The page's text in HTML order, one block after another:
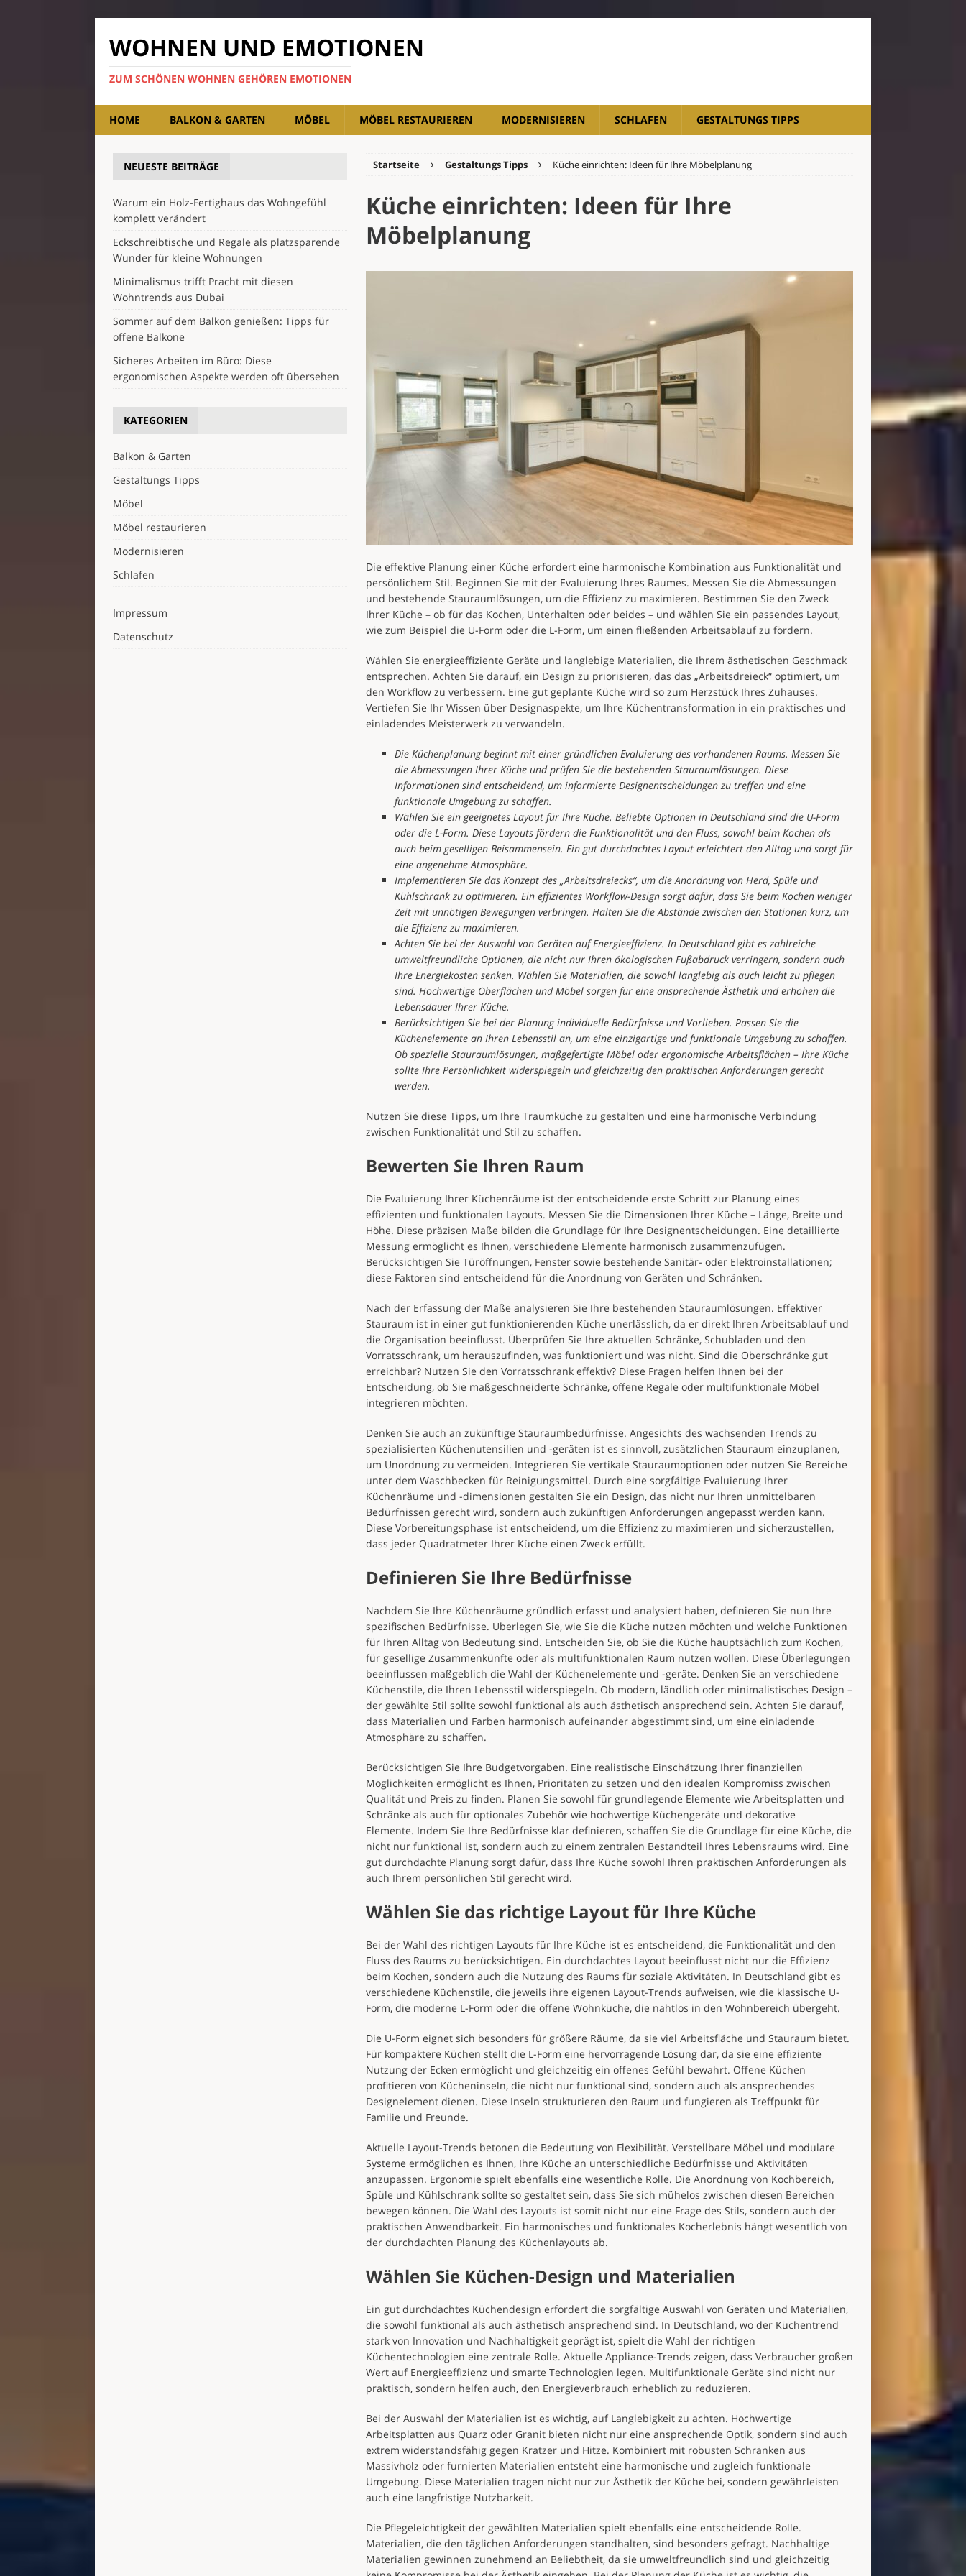
WOHNEN UND EMOTIONEN
ZUM SCHÖNEN WOHNEN GEHÖREN EMOTIONEN
HOME BALKON & GARTEN MÖBEL MÖBEL RESTAURIEREN MODERNISIEREN SCHLAFEN GESTALTUNGS TIPPS
Startseite Gestaltungs Tipps Küche einrichten: Ideen für Ihre Möbelplanung
Küche einrichten: Ideen für Ihre
Möbelplanung
Die effektive Planung einer Küche erfordert eine harmonische Kombination aus Funktionalität und
persönlichem Stil. Beginnen Sie mit der Evaluierung Ihres Raumes. Messen Sie die Abmessungen
und bestehende Stauraumlösungen, um die Effizienz zu maximieren. Bestimmen Sie den Zweck
Ihrer Küche – ob für das Kochen, Unterhalten oder beides – und wählen Sie ein passendes Layout,
wie zum Beispiel die U-Form oder die L-Form, um einen fließenden Arbeitsablauf zu fördern.
Wählen Sie energieeffiziente Geräte und langlebige Materialien, die Ihrem ästhetischen Geschmack
entsprechen. Achten Sie darauf, ein Design zu priorisieren, das das „Arbeitsdreieck“ optimiert, um
den Workflow zu verbessern. Eine gut geplante Küche wird so zum Herzstück Ihres Zuhauses.
Vertiefen Sie Ihr Wissen über Designaspekte, um Ihre Küchentransformation in ein praktisches und
einladendes Meisterwerk zu verwandeln.
Die Küchenplanung beginnt mit einer gründlichen Evaluierung des vorhandenen Raums. Messen Sie
die Abmessungen Ihrer Küche und prüfen Sie die bestehenden Stauraumlösungen. Diese
Informationen sind entscheidend, um informierte Designentscheidungen zu treffen und eine
funktionale Umgebung zu schaffen.
Wählen Sie ein geeignetes Layout für Ihre Küche. Beliebte Optionen in Deutschland sind die U-Form
oder die L-Form. Diese Layouts fördern die Funktionalität und den Fluss, sowohl beim Kochen als
auch beim geselligen Beisammensein. Ein gut durchdachtes Layout erleichtert den Alltag und sorgt für
eine angenehme Atmosphäre.
Implementieren Sie das Konzept des „Arbeitsdreiecks“, um die Anordnung von Herd, Spüle und
Kühlschrank zu optimieren. Ein effizientes Workflow-Design sorgt dafür, dass Sie beim Kochen weniger
Zeit mit unnötigen Bewegungen verbringen. Halten Sie die Abstände zwischen den Stationen kurz, um
die Effizienz zu maximieren.
Achten Sie bei der Auswahl von Geräten auf Energieeffizienz. In Deutschland gibt es zahlreiche
umweltfreundliche Optionen, die nicht nur Ihren ökologischen Fußabdruck verringern, sondern auch
Ihre Energiekosten senken. Wählen Sie Materialien, die sowohl langlebig als auch leicht zu pflegen
sind. Hochwertige Oberflächen und Möbel sorgen für eine ansprechende Ästhetik und erhöhen die
Lebensdauer Ihrer Küche.
Berücksichtigen Sie bei der Planung individuelle Bedürfnisse und Vorlieben. Passen Sie die
Küchenelemente an Ihren Lebensstil an, um eine einzigartige und funktionale Umgebung zu schaffen.
Ob spezielle Stauraumlösungen, maßgefertigte Möbel oder ergonomische Arbeitsflächen – Ihre Küche
sollte Ihre Persönlichkeit widerspiegeln und gleichzeitig den praktischen Anforderungen gerecht
werden.
Nutzen Sie diese Tipps, um Ihre Traumküche zu gestalten und eine harmonische Verbindung
zwischen Funktionalität und Stil zu schaffen.
Bewerten Sie Ihren Raum
Die Evaluierung Ihrer Küchenräume ist der entscheidende erste Schritt zur Planung eines
effizienten und funktionalen Layouts. Messen Sie die Dimensionen Ihrer Küche – Länge, Breite und
Höhe. Diese präzisen Maße bilden die Grundlage für Ihre Designentscheidungen. Eine detaillierte
Messung ermöglicht es Ihnen, verschiedene Elemente harmonisch zusammenzufügen.
Berücksichtigen Sie Türöffnungen, Fenster sowie bestehende Sanitär- oder Elektroinstallationen;
diese Faktoren sind entscheidend für die Anordnung von Geräten und Schränken.
Nach der Erfassung der Maße analysieren Sie Ihre bestehenden Stauraumlösungen. Effektiver
Stauraum ist in einer gut funktionierenden Küche unerlässlich, da er direkt Ihren Arbeitsablauf und
die Organisation beeinflusst. Überprüfen Sie Ihre aktuellen Schränke, Schubladen und den
Vorratsschrank, um herauszufinden, was funktioniert und was nicht. Sind die Oberschränke gut
erreichbar? Nutzen Sie den Vorratsschrank effektiv? Diese Fragen helfen Ihnen bei der
Entscheidung, ob Sie maßgeschneiderte Schränke, offene Regale oder multifunktionale Möbel
integrieren möchten.
Denken Sie auch an zukünftige Stauraumbedürfnisse. Angesichts des wachsenden Trends zu
spezialisierten Küchenutensilien und -geräten ist es sinnvoll, zusätzlichen Stauraum einzuplanen,
um Unordnung zu vermeiden. Integrieren Sie vertikale Stauraumoptionen oder nutzen Sie Bereiche
unter dem Waschbecken für Reinigungsmittel. Durch eine sorgfältige Evaluierung Ihrer
Küchenräume und -dimensionen gestalten Sie ein Design, das nicht nur Ihren unmittelbaren
Bedürfnissen gerecht wird, sondern auch zukünftigen Anforderungen angepasst werden kann.
Diese Vorbereitungsphase ist entscheidend, um die Effizienz zu maximieren und sicherzustellen,
dass jeder Quadratmeter Ihrer Küche einen Zweck erfüllt.
Definieren Sie Ihre Bedürfnisse
Nachdem Sie Ihre Küchenräume gründlich erfasst und analysiert haben, definieren Sie nun Ihre
spezifischen Bedürfnisse. Überlegen Sie, wie Sie die Küche nutzen möchten und welche Funktionen
für Ihren Alltag von Bedeutung sind. Entscheiden Sie, ob Sie die Küche hauptsächlich zum Kochen,
für gesellige Zusammenkünfte oder als multifunktionalen Raum nutzen wollen. Diese Überlegungen
beeinflussen maßgeblich die Wahl der Küchenelemente und -geräte. Denken Sie an verschiedene
Küchenstile, die Ihren Lebensstil widerspiegeln. Ob modern, ländlich oder minimalistisches Design –
der gewählte Stil sollte sowohl funktional als auch ästhetisch ansprechend sein. Achten Sie darauf,
dass Materialien und Farben harmonisch aufeinander abgestimmt sind, um eine einladende
Atmosphäre zu schaffen.
Berücksichtigen Sie Ihre Budgetvorgaben. Eine realistische Einschätzung Ihrer finanziellen
Möglichkeiten ermöglicht es Ihnen, Prioritäten zu setzen und den idealen Kompromiss zwischen
Qualität und Preis zu finden. Planen Sie sowohl für grundlegende Elemente wie Arbeitsplatten und
Schränke als auch für optionales Zubehör wie hochwertige Küchengeräte und dekorative
Elemente. Indem Sie Ihre Bedürfnisse klar definieren, schaffen Sie die Grundlage für eine Küche, die
nicht nur funktional ist, sondern auch zu einem zentralen Bestandteil Ihres Lebensraums wird. Eine
gut durchdachte Planung sorgt dafür, dass Ihre Küche sowohl Ihren praktischen Anforderungen als
auch Ihrem persönlichen Stil gerecht wird.
Wählen Sie das richtige Layout für Ihre Küche
Bei der Wahl des richtigen Layouts für Ihre Küche ist es entscheidend, die Funktionalität und den
Fluss des Raums zu berücksichtigen. Ein durchdachtes Layout beeinflusst nicht nur die Effizienz
beim Kochen, sondern auch die Nutzung des Raums für soziale Aktivitäten. In Deutschland gibt es
verschiedene Küchenstile, die jeweils ihre eigenen Layout-Trends aufweisen, wie die klassische U-
Form, die moderne L-Form oder die offene Wohnküche, die nahtlos in den Wohnbereich übergeht.
Die U-Form eignet sich besonders für größere Räume, da sie viel Arbeitsfläche und Stauraum bietet.
Für kompaktere Küchen stellt die L-Form eine hervorragende Lösung dar, da sie eine effiziente
Nutzung der Ecken ermöglicht und gleichzeitig ein offenes Gefühl bewahrt. Offene Küchen
profitieren von Kücheninseln, die nicht nur funktional sind, sondern auch als ansprechendes
Designelement dienen. Diese Inseln strukturieren den Raum und fungieren als Treffpunkt für
Familie und Freunde.
Aktuelle Layout-Trends betonen die Bedeutung von Flexibilität. Verstellbare Möbel und modulare
Systeme ermöglichen es Ihnen, Ihre Küche an unterschiedliche Bedürfnisse und Aktivitäten
anzupassen. Ergonomie spielt ebenfalls eine wesentliche Rolle. Die Anordnung von Kochbereich,
Spüle und Kühlschrank sollte so gestaltet sein, dass Sie sich mühelos zwischen diesen Bereichen
bewegen können. Die Wahl des Layouts ist somit nicht nur eine Frage des Stils, sondern auch der
praktischen Anwendbarkeit. Ein harmonisches und funktionales Kocherlebnis hängt wesentlich von
der durchdachten Planung des Küchenlayouts ab.
Wählen Sie Küchen-Design und Materialien
Ein gut durchdachtes Küchendesign erfordert die sorgfältige Auswahl von Geräten und Materialien,
die sowohl funktional als auch ästhetisch ansprechend sind. In Deutschland, wo der Küchentrend
stark von Innovation und Nachhaltigkeit geprägt ist, spielt die Wahl der richtigen
Küchentechnologien eine zentrale Rolle. Aktuelle Appliance-Trends zeigen, dass Verbraucher großen
Wert auf Energieeffizienz und smarte Technologien legen. Multifunktionale Geräte sind nicht nur
praktisch, sondern helfen auch, den Energieverbrauch erheblich zu reduzieren.
Bei der Auswahl der Materialien ist es wichtig, auf Langlebigkeit zu achten. Hochwertige
Arbeitsplatten aus Quarz oder Granit bieten nicht nur eine ansprechende Optik, sondern sind auch
extrem widerstandsfähig gegen Kratzer und Hitze. Kombiniert mit robusten Schränken aus
Massivholz oder furnierten Materialien entsteht eine harmonische und zugleich funktionale
Umgebung. Diese Materialien tragen nicht nur zur Ästhetik der Küche bei, sondern gewährleisten
auch eine langfristige Nutzbarkeit.
Die Pflegeleichtigkeit der gewählten Materialien spielt ebenfalls eine entscheidende Rolle.
Materialien, die den täglichen Anforderungen standhalten, sind besonders gefragt. Nachhaltige
Materialien gewinnen zunehmend an Beliebtheit, da sie umweltfreundlich sind und gleichzeitig
NEUESTE BEITRÄGE
Warum ein Holz-Fertighaus das Wohngefühl
komplett verändert
Eckschreibtische und Regale als platzsparende
Wunder für kleine Wohnungen
Minimalismus trifft Pracht mit diesen
Wohntrends aus Dubai
Sommer auf dem Balkon genießen: Tipps für
offene Balkone
Sicheres Arbeiten im Büro: Diese
ergonomischen Aspekte werden oft übersehen
KATEGORIEN
Balkon & Garten
Gestaltungs Tipps
Möbel
Möbel restaurieren
Modernisieren
Schlafen
Impressum
Datenschutz